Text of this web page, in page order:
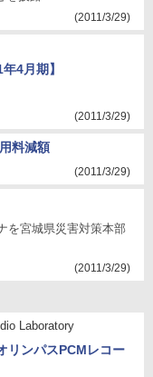
(2011/3/29)
4月期】
(2011/3/29)
料減額
(2011/3/29)
を宮城県災害対策本部
(2011/3/29)
Laboratory
リンパスPCMレコー